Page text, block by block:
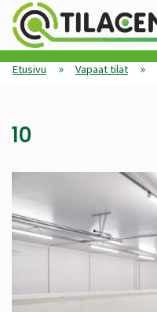
Etusivu » Vapaat tilat »
10